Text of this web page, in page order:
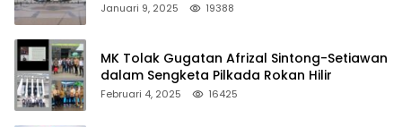
Januari 9, 2025 19388
MK Tolak Gugatan Afrizal Sintong-Setiawan
dalam Sengketa Pilkada Rokan Hilir
Februari 4, 2025 16425